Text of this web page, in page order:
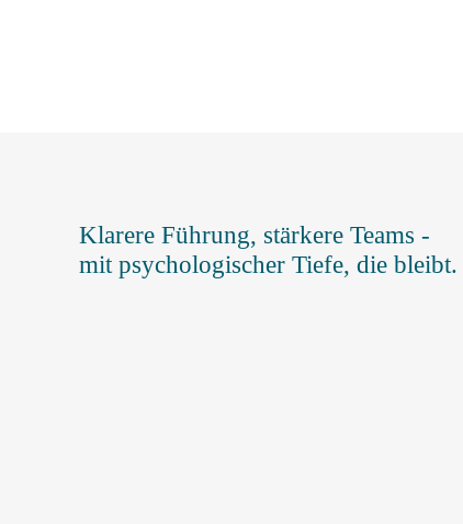
Klarere Führung, stärkere Teams -
mit psychologischer Tiefe, die bleibt.